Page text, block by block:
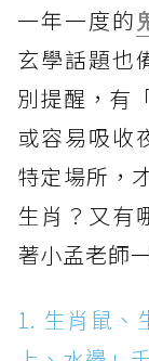
一年一度的
玄學話題也
別提醒，有
或容易吸收
特定場所，
生肖？又有
著小孟老師
1. 生肖鼠、